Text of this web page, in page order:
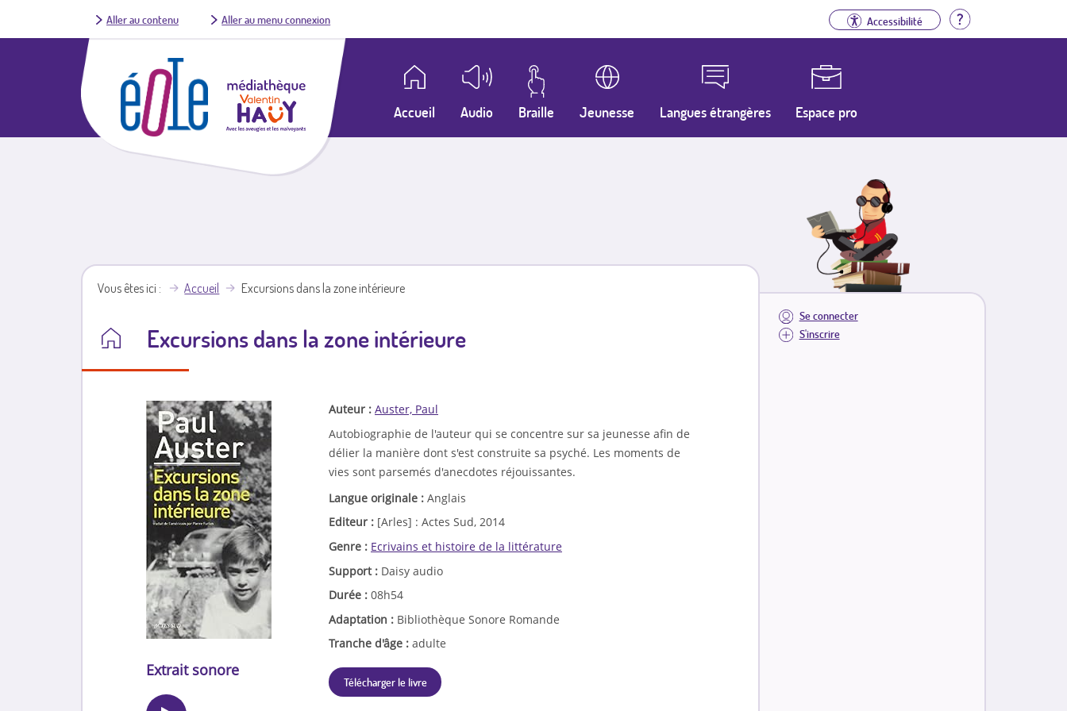
Aller au contenu Aller au menu connexion Accessibilité Aide
Accueil Audio Braille Jeunesse Langues étrangères Espace pro
Se connecter
S'inscrire
Vous êtes ici Accueil Excursions dans la zone intérieure
Excursions dans la zone intérieure
Auteur : Auster, Paul
Autobiographie de l'auteur qui se concentre sur sa jeunesse afin de
délier la manière dont s'est construite sa psyché. Les moments de
vies sont parsemés d'anecdotes réjouissantes.
Langue originale : Anglais
Editeur : [Arles] : Actes Sud, 2014
Genre : Ecrivains et histoire de la littérature
Support : Daisy audio
Durée : 08h54
Adaptation : Bibliothèque Sonore Romande
Tranche d'âge : adulte
Télécharger le livre
Extrait sonore